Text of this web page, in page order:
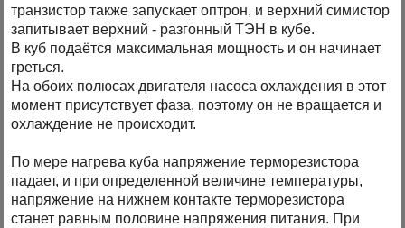
транзистор также запускает оптрон, и верхний симистор
запитывает верхний - разгонный ТЭН в кубе.
В куб подаётся максимальная мощность и он начинает
греться.
На обоих полюсах двигателя насоса охлаждения в этот
момент присутствует фаза, поэтому он не вращается и
охлаждение не происходит.
По мере нагрева куба напряжение терморезистора
падает, и при определенной величине температуры,
напряжение на нижнем контакте терморезистора
станет равным половине напряжения питания. При